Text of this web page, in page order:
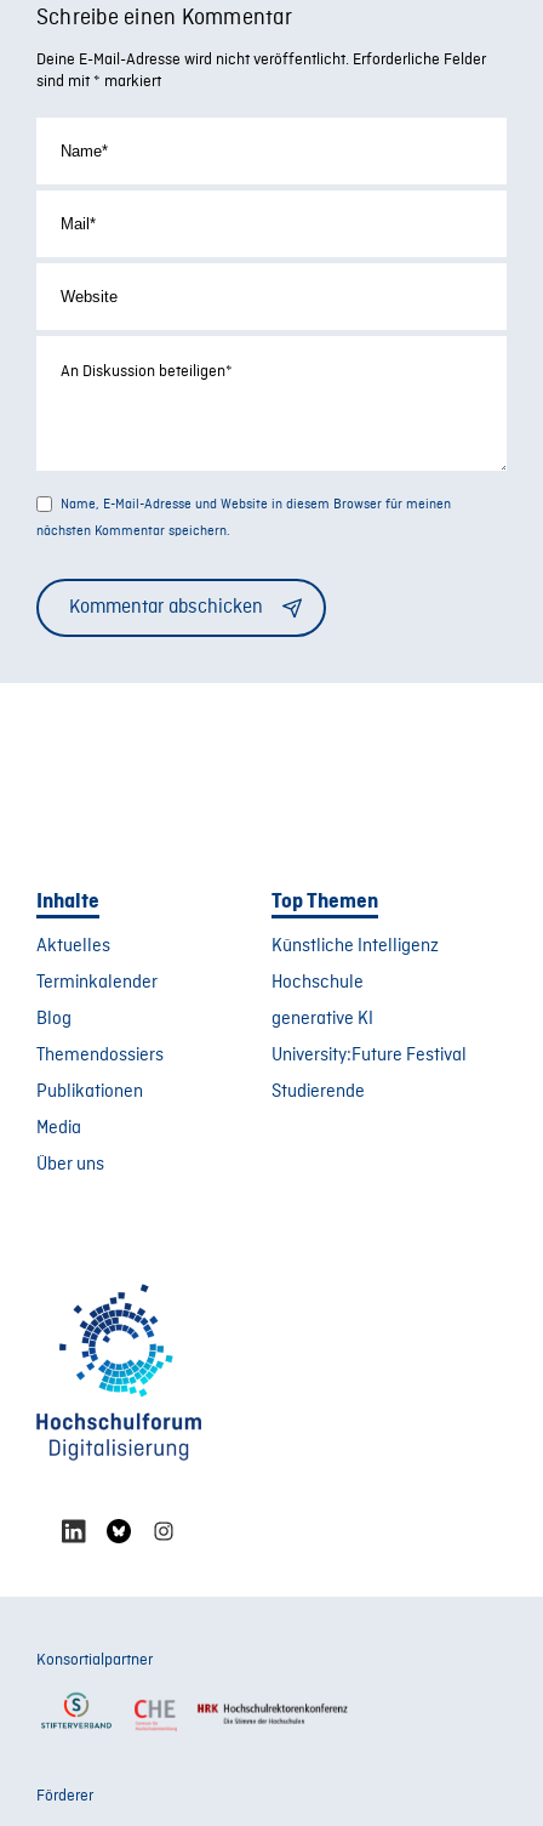
Schreibe einen Kommentar
Deine E-Mail-Adresse wird nicht veröffentlicht. Erforderliche Felder
sind mit * markiert
Name, E-Mail-Adresse und Website in diesem Browser für meinen
nächsten Kommentar speichern.
Inhalte
Aktuelles
Terminkalender
Blog
Themendossiers
Publikationen
Media
Über uns
Top Themen
Künstliche Intelligenz
Hochschule
generative KI
University:Future Festival
Studierende
Konsortialpartner
Förderer